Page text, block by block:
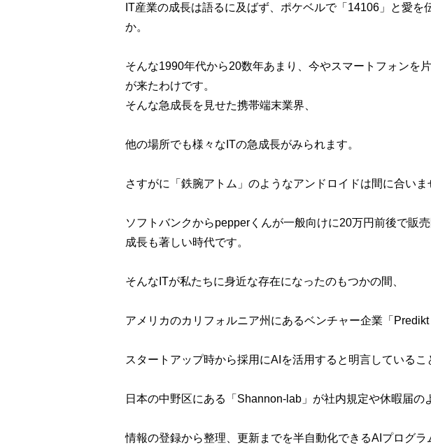
IT産業の成長は語るに及ばず、ポケベルで「14106」と愛を
か。
そんな1990年代から20数年あまり、今やスマートフォンを
が来たわけです。
そんな急成長を見せた携帯端末業界、
他の場所でも様々なITの急成長がみられます。
さすがに「鉄腕アトム」のようなアンドロイドは間に合いま
ソフトバンクからpepperくんが一般向けに20万円前後で販
成長も著しい時代です。
そんなITが私たちに身近な存在になったのもつかの間、
アメリカのカリフォルニア州にあるベンチャー企業「Predikt
スタートアップ時から採用にAIを活用すると明言しているこ
日本の中野区にある「Shannon-lab」が社内規定や休暇届の
情報の登録から整理、更新までを半自動化できるAIプログラ